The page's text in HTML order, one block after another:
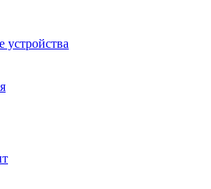
устройства